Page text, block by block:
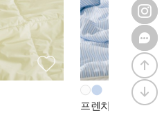
프렌치모닝 텐셀